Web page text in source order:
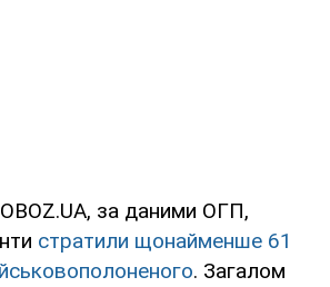
за даними ОГП,
стратили щонайменше 61
. Загалом